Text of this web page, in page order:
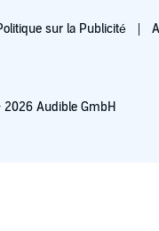
sur la Publicité
Audible GmbH